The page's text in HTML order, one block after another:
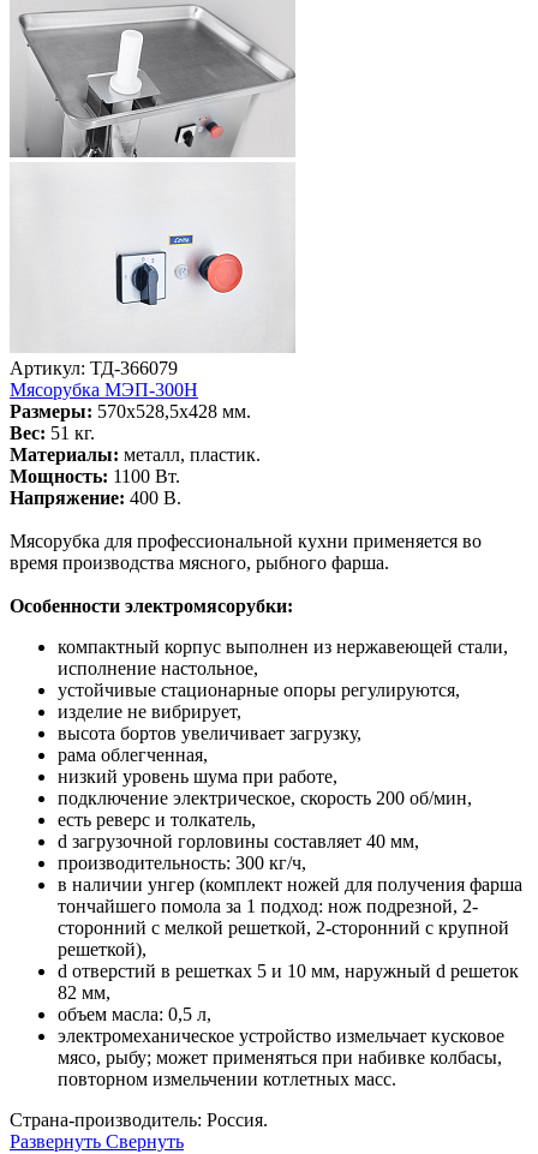
Артикул: ТД-366079
Мясорубка МЭП-300Н
Размеры: 570х528,5х428 мм.
Вес: 51 кг.
Материалы: металл, пластик.
Мощность: 1100 Вт.
Напряжение: 400 В.
Мясорубка для профессиональной кухни применяется во
время производства мясного, рыбного фарша.
Особенности электромясорубки:
компактный корпус выполнен из нержавеющей стали,
исполнение настольное,
устойчивые стационарные опоры регулируются,
изделие не вибрирует,
высота бортов увеличивает загрузку,
рама облегченная,
низкий уровень шума при работе,
подключение электрическое, скорость 200 об/мин,
есть реверс и толкатель,
d загрузочной горловины составляет 40 мм,
производительность: 300 кг/ч,
в наличии унгер (комплект ножей для получения фарша
тончайшего помола за 1 подход: нож подрезной, 2-
сторонний с мелкой решеткой, 2-сторонний с крупной
решеткой),
d отверстий в решетках 5 и 10 мм, наружный d решеток
82 мм,
объем масла: 0,5 л,
электромеханическое устройство измельчает кусковое
мясо, рыбу; может применяться при набивке колбасы,
повторном измельчении котлетных масс.
Страна-производитель: Россия.
Развернуть Свернуть